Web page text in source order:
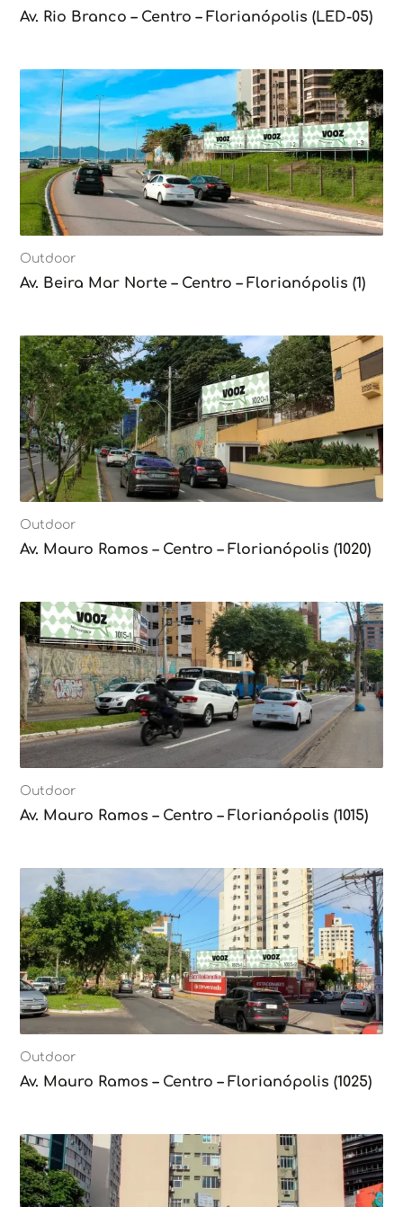
Av. Rio Branco – Centro – Florianópolis (LED-05)
Outdoor
Av. Beira Mar Norte – Centro – Florianópolis (1)
Outdoor
Av. Mauro Ramos – Centro – Florianópolis (1020)
Outdoor
Av. Mauro Ramos – Centro – Florianópolis (1015)
Outdoor
Av. Mauro Ramos – Centro – Florianópolis (1025)